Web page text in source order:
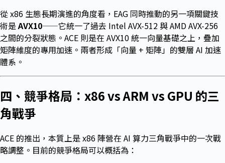
從 x86 生態長期演進的角度看，EAG 同時推動的另一項關鍵技
術是AVX10——它統一了過去 Intel AVX-512 與 AMD AVX-256
之間的分裂狀態。ACE 則是在 AVX10 統一向量基礎之上，疊加
矩陣維度的專用加速。兩者形成「向量 + 矩陣」的雙層 AI 加速
體系。
四、競爭格局：x86 vs ARM vs GPU 的三
角戰爭
ACE 的推出，本質上是 x86 陣營在 AI 算力三角戰爭中的一次戰
略調整。目前的競爭格局可以概括為：